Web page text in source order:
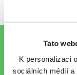
Tato
K personalizaci
sociálních médií
To